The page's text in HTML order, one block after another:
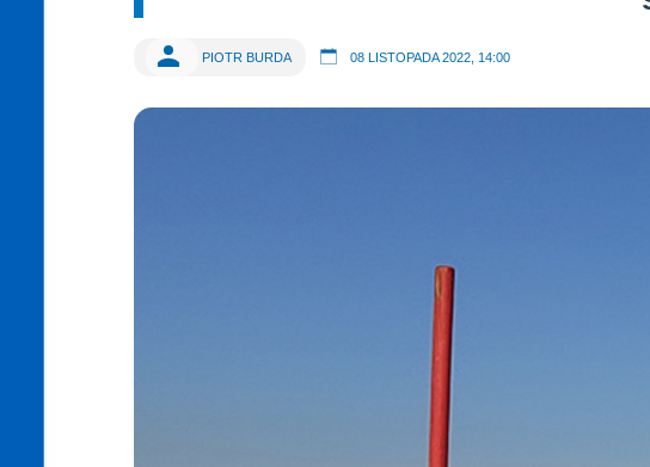
PIOTR BURDA 08 LISTOPADA 2022, 14:00